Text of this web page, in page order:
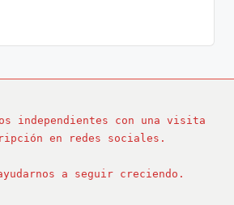
independientes con una visita
en redes sociales.
a seguir creciendo.